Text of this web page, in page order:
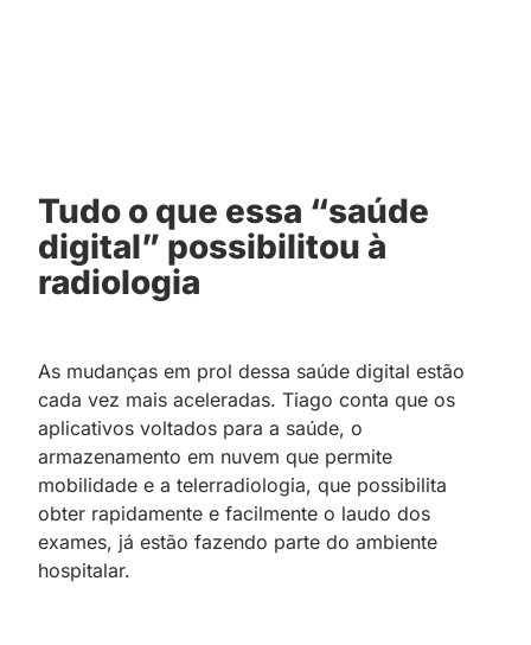
Tudo o que essa “saúde
digital” possibilitou à
radiologia
As mudanças em prol dessa saúde digital estão
cada vez mais aceleradas. Tiago conta que os
aplicativos voltados para a saúde, o
armazenamento em nuvem que permite
mobilidade e a telerradiologia, que possibilita
obter rapidamente e facilmente o laudo dos
exames, já estão fazendo parte do ambiente
hospitalar.